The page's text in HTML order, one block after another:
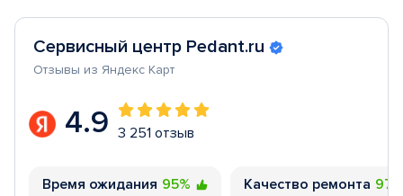
Сервисный центр Pedant.ru
Отзывы из Яндекс Карт
4.9 3 251 отзыв
Время ожидания 95% Качество ремонта